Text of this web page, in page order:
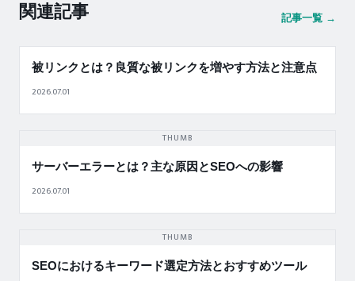
関連記事 記事一覧 →
被リンクとは？良質な被リンクを増やす方法と注意点
2026.07.01
THUMB
サーバーエラーとは？主な原因とSEOへの影響
2026.07.01
THUMB
SEOにおけるキーワード選定方法とおすすめツール